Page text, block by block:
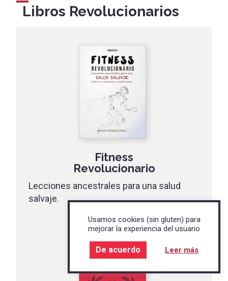
Libros Revolucionarios
Fitness
Revolucionario
Lecciones ancestrales para una salud
salvaje.
Ver libro
Usamos cookies (sin gluten) para
mejorar la experiencia del usuario
De acuerdo Leer más